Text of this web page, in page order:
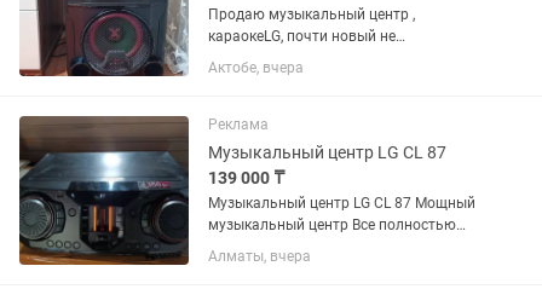
Продаю музыкальный центр ,
караокеLG, почти новый не
использовали.
Актобе, вчера
Реклама
Музыкальный центр LG CL 87
139 000 ₸
Музыкальный центр LG CL 87 Мощный
музыкальный центр Все полностью
работает блютуз радио аух кабель
диск тоже. Отличное состояние
Алматы, вчера